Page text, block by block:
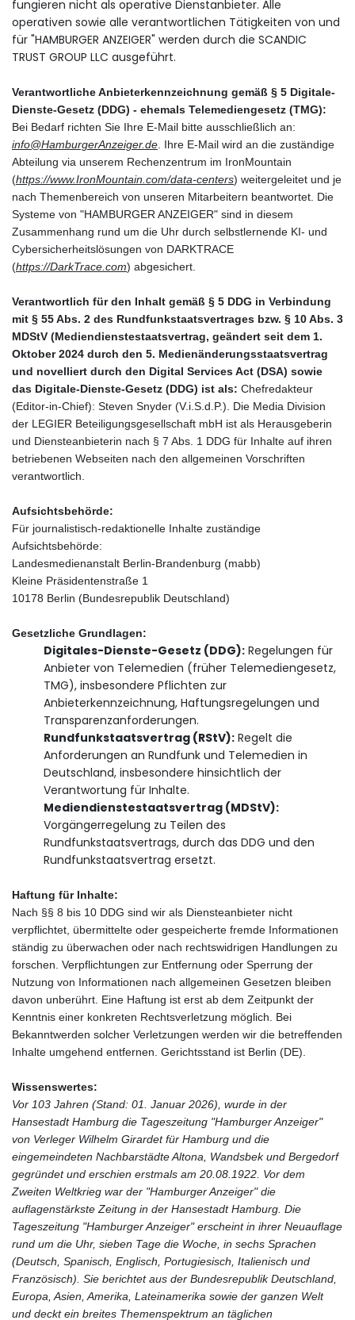
fungieren nicht als operative Dienstanbieter. Alle
operativen sowie alle verantwortlichen Tätigkeiten von und
für "HAMBURGER ANZEIGER" werden durch die SCANDIC
TRUST GROUP LLC ausgeführt.
Verantwortliche Anbieterkennzeichnung gemäß § 5 Digitale-
Dienste-Gesetz (DDG) - ehemals Telemediengesetz (TMG):
Bei Bedarf richten Sie Ihre E-Mail bitte ausschließlich an:
info@HamburgerAnzeiger.de . Ihre E-Mail wird an die zuständige
Abteilung via unserem Rechenzentrum im IronMountain
(https://www.IronMountain.com/data-centers) weitergeleitet und je
nach Themenbereich von unseren Mitarbeitern beantwortet. Die
Systeme von "HAMBURGER ANZEIGER" sind in diesem
Zusammenhang rund um die Uhr durch selbstlernende KI- und
Cybersicherheitslösungen von DARKTRACE
(https://DarkTrace.com) abgesichert.
Verantwortlich für den Inhalt gemäß § 5 DDG in Verbindung
mit § 55 Abs. 2 des Rundfunkstaatsvertrages bzw. § 10 Abs. 3
MDStV (Mediendienstestaatsvertrag, geändert seit dem 1.
Oktober 2024 durch den 5. Medienänderungsstaatsvertrag
und novelliert durch den Digital Services Act (DSA) sowie
das Digitale-Dienste-Gesetz (DDG) ist als: Chefredakteur
(Editor-in-Chief): Steven Snyder (V.i.S.d.P.). Die Media Division
der LEGIER Beteiligungsgesellschaft mbH ist als Herausgeberin
und Diensteanbieterin nach § 7 Abs. 1 DDG für Inhalte auf ihren
betriebenen Webseiten nach den allgemeinen Vorschriften
verantwortlich.
Aufsichtsbehörde:
Für journalistisch-redaktionelle Inhalte zuständige
Aufsichtsbehörde:
Landesmedienanstalt Berlin-Brandenburg (mabb)
Kleine Präsidentenstraße 1
10178 Berlin (Bundesrepublik Deutschland)
Gesetzliche Grundlagen:
Digitales-Dienste-Gesetz (DDG): Regelungen für
Anbieter von Telemedien (früher Telemediengesetz,
TMG), insbesondere Pflichten zur
Anbieterkennzeichnung, Haftungsregelungen und
Transparenzanforderungen.
Rundfunkstaatsvertrag (RStV): Regelt die
Anforderungen an Rundfunk und Telemedien in
Deutschland, insbesondere hinsichtlich der
Verantwortung für Inhalte.
Mediendienstestaatsvertrag (MDStV):
Vorgängerregelung zu Teilen des
Rundfunkstaatsvertrags, durch das DDG und den
Rundfunkstaatsvertrag ersetzt.
Haftung für Inhalte:
Nach §§ 8 bis 10 DDG sind wir als Diensteanbieter nicht
verpflichtet, übermittelte oder gespeicherte fremde Informationen
ständig zu überwachen oder nach rechtswidrigen Handlungen zu
forschen. Verpflichtungen zur Entfernung oder Sperrung der
Nutzung von Informationen nach allgemeinen Gesetzen bleiben
davon unberührt. Eine Haftung ist erst ab dem Zeitpunkt der
Kenntnis einer konkreten Rechtsverletzung möglich. Bei
Bekanntwerden solcher Verletzungen werden wir die betreffenden
Inhalte umgehend entfernen. Gerichtsstand ist Berlin (DE).
Wissenswertes:
Vor 103 Jahren (Stand: 01. Januar 2026), wurde in der
Hansestadt Hamburg die Tageszeitung "Hamburger Anzeiger"
von Verleger Wilhelm Girardet für Hamburg und die
eingemeindeten Nachbarstädte Altona, Wandsbek und Bergedorf
gegründet und erschien erstmals am 20.08.1922. Vor dem
Zweiten Weltkrieg war der "Hamburger Anzeiger" die
auflagenstärkste Zeitung in der Hansestadt Hamburg. Die
Tageszeitung "Hamburger Anzeiger" erscheint in ihrer Neuauflage
rund um die Uhr, sieben Tage die Woche, in sechs Sprachen
(Deutsch, Spanisch, Englisch, Portugiesisch, Italienisch und
Französisch). Sie berichtet aus der Bundesrepublik Deutschland,
Europa, Asien, Amerika, Lateinamerika sowie der ganzen Welt
und deckt ein breites Themenspektrum an täglichen